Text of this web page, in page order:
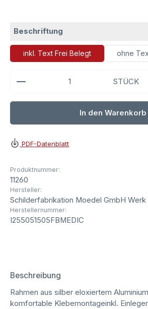
Beschriftung
inkl. Text Frei Belegt ohne
Produkt Anzahl: Gib denSTÜCK
In den Warenkorb
PDF-Datenblatt
Produktnummer:
11260
Hersteller:
Schilderfabrikation Moedel GmbH Werk
Herstellernummer:
I255051505FBMEDIC
Beschreibung
Rahmen aus silber eloxiertem
komfortable Klebemontageinkl.